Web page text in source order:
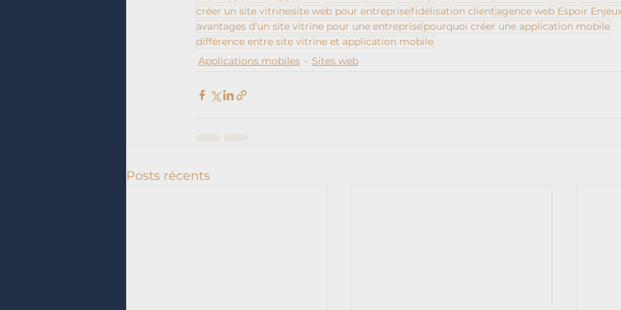
créer un site vitrinesite web pour entreprisefidélisation client agence web Espoir
avantages d’un site vitrine pour une entreprisepourquoi créer une application mobile
différence entre site vitrine et application mobile
Applications mobiles
Sites web
Posts récents